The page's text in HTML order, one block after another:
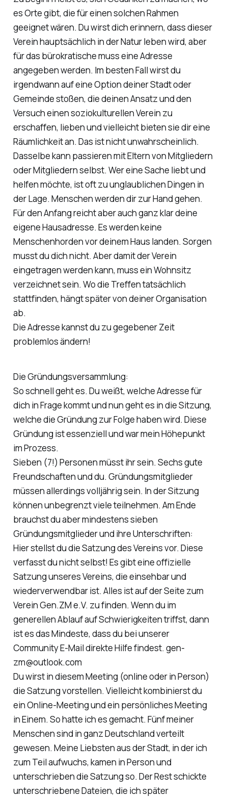
es Orte gibt, die für einen solchen Rahmen
geeignet wären. Du wirst dich erinnern, dass dieser
Verein hauptsächlich in der Natur leben wird, aber
für das bürokratische muss eine Adresse
angegeben werden. Im besten Fall wirst du
irgendwann auf eine Option deiner Stadt oder
Gemeinde stoßen, die deinen Ansatz und den
Versuch einen soziokulturellen Verein zu
erschaffen, lieben und vielleicht bieten sie dir eine
Räumlichkeit an. Das ist nicht unwahrscheinlich.
Dasselbe kann passieren mit Eltern von Mitgliedern
oder Mitgliedern selbst. Wer eine Sache liebt und
helfen möchte, ist oft zu unglaublichen Dingen in
der Lage. Menschen werden dir zur Hand gehen.
Für den Anfang reicht aber auch ganz klar deine
eigene Hausadresse. Es werden keine
Menschenhorden vor deinem Haus landen. Sorgen
musst du dich nicht. Aber damit der Verein
eingetragen werden kann, muss ein Wohnsitz
verzeichnet sein. Wo die Treffen tatsächlich
stattfinden, hängt später von deiner Organisation
ab.
Die Adresse kannst du zu gegebener Zeit
problemlos ändern!
Die Gründungsversammlung:
So schnell geht es. Du weißt, welche Adresse für
dich in Frage kommt und nun geht es in die Sitzung,
welche die Gründung zur Folge haben wird. Diese
Gründung ist essenziell und war mein Höhepunkt
im Prozess.
Sieben (7!) Personen müsst ihr sein. Sechs gute
Freundschaften und du. Gründungsmitglieder
müssen allerdings volljährig sein. In der Sitzung
können unbegrenzt viele teilnehmen. Am Ende
brauchst du aber mindestens sieben
Gründungsmitglieder und ihre Unterschriften:
Hier stellst du die Satzung des Vereins vor. Diese
verfasst du nicht selbst! Es gibt eine offizielle
Satzung unseres Vereins, die einsehbar und
wiederverwendbar ist. Alles ist auf der Seite zum
Verein Gen.ZM e.V. zu finden. Wenn du im
generellen Ablauf auf Schwierigkeiten triffst, dann
ist es das Mindeste, dass du bei unserer
Community E-Mail direkte Hilfe findest. gen-
zm@outlook.com
Du wirst in diesem Meeting (online oder in Person)
die Satzung vorstellen. Vielleicht kombinierst du
ein Online-Meeting und ein persönliches Meeting
in Einem. So hatte ich es gemacht. Fünf meiner
Menschen sind in ganz Deutschland verteilt
gewesen. Meine Liebsten aus der Stadt, in der ich
zum Teil aufwuchs, kamen in Person und
unterschrieben die Satzung so. Der Rest schickte
unterschriebene Dateien, die ich später